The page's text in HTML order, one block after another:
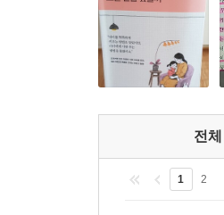
조금만 잘못하면 크
새로운 시도는 안 돼
세상이 위험하다고
부모가 세상이 위
전
1 2